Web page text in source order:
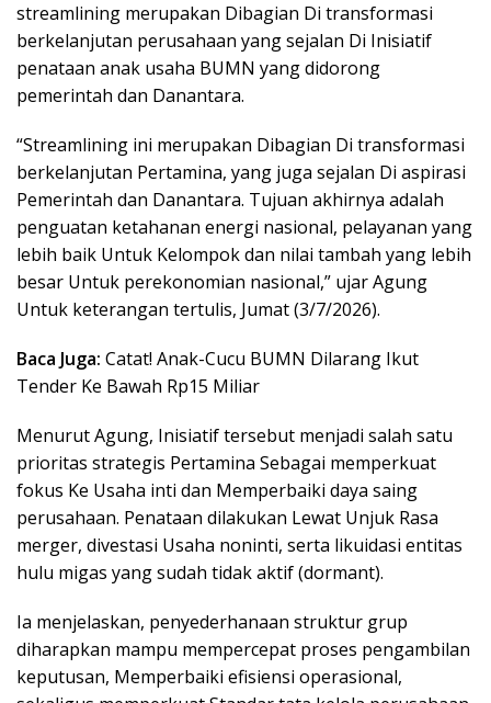
streamlining merupakan Dibagian Di transformasi
berkelanjutan perusahaan yang sejalan Di Inisiatif
penataan anak usaha BUMN yang didorong
pemerintah dan Danantara.
“Streamlining ini merupakan Dibagian Di transformasi
berkelanjutan Pertamina, yang juga sejalan Di aspirasi
Pemerintah dan Danantara. Tujuan akhirnya adalah
penguatan ketahanan energi nasional, pelayanan yang
lebih baik Untuk Kelompok dan nilai tambah yang lebih
besar Untuk perekonomian nasional,” ujar Agung
Untuk keterangan tertulis, Jumat (3/7/2026).
Baca Juga: Catat! Anak-Cucu BUMN Dilarang Ikut
Tender Ke Bawah Rp15 Miliar
Menurut Agung, Inisiatif tersebut menjadi salah satu
prioritas strategis Pertamina Sebagai memperkuat
fokus Ke Usaha inti dan Memperbaiki daya saing
perusahaan. Penataan dilakukan Lewat Unjuk Rasa
merger, divestasi Usaha noninti, serta likuidasi entitas
hulu migas yang sudah tidak aktif (dormant).
Ia menjelaskan, penyederhanaan struktur grup
diharapkan mampu mempercepat proses pengambilan
keputusan, Memperbaiki efisiensi operasional,